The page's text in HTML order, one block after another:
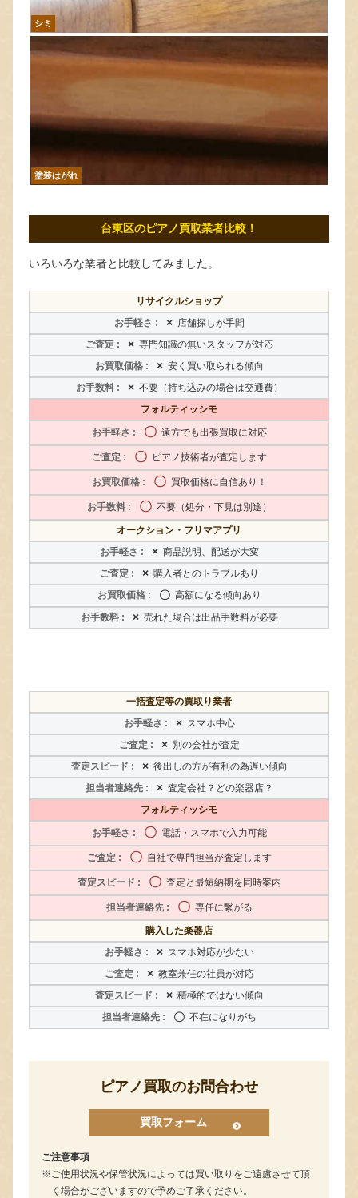
シミ
塗装はがれ
台東区のピアノ買取業者比較！
いろいろな業者と比較してみました。
リサイクルショップ
× 店舗探しが手間
× 専門知識の無いスタッフが対応
× 安く買い取られる傾向
× 不要（持ち込みの場合は交通費）
フォルティッシモ
〇 遠方でも出張買取に対応
〇 ピアノ技術者が査定します
〇 買取価格に自信あり！
〇 不要（処分・下見は別途）
オークション・フリマアプリ
× 商品説明、配送が大変
× 購入者とのトラブルあり
〇 高額になる傾向あり
× 売れた場合は出品手数料が必要
一括査定等の買取り業者
× スマホ中心
× 別の会社が査定
× 後出しの方が有利の為遅い傾向
× 査定会社？どの楽器店？
フォルティッシモ
〇 電話・スマホで入力可能
〇 自社で専門担当が査定します
〇 査定と最短納期を同時案内
〇 専任に繋がる
購入した楽器店
× スマホ対応が少ない
× 教室兼任の社員が対応
× 積極的ではない傾向
〇 不在になりがち
ピアノ買取のお問合わせ
買取フォーム
ご注意事項
ご使用状況や保管状況によっては買い取りをご遠慮させて頂
く場合がございますので予めご了承ください。